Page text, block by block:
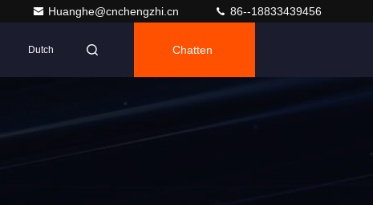
Huanghe@cnchengzhi.cn 86--18833439456
Dutch Chatten